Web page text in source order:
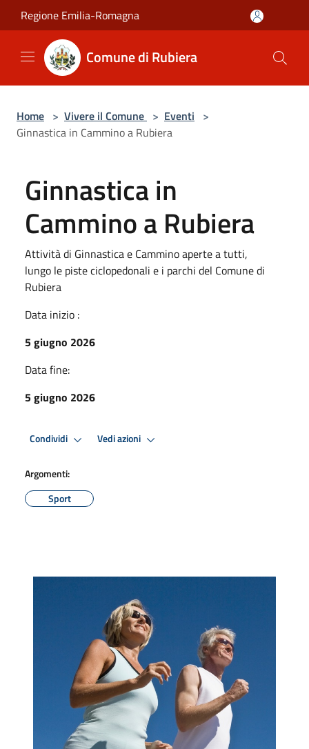
Salta al contenuto principale
Regione Emilia-Romagna
Comune di Rubiera
Home > Vivere il Comune > Eventi >
Ginnastica in Cammino a Rubiera
Ginnastica in
Cammino a Rubiera
Attività di Ginnastica e Cammino aperte a tutti,
lungo le piste ciclopedonali e i parchi del Comune di
Rubiera
Data inizio :
5 giugno 2026
Data fine:
5 giugno 2026
Condividi Vedi azioni
Argomenti:
Sport